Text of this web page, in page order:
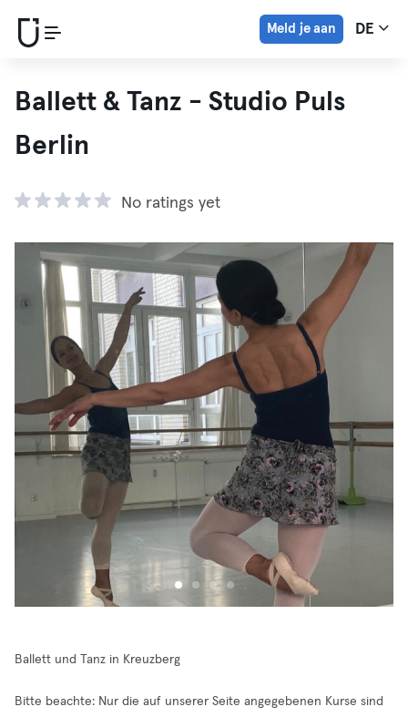
Meld je aan DE
Ballett & Tanz - Studio Puls
Berlin
No ratings yet
Ballett und Tanz in Kreuzberg
Bitte beachte: Nur die auf unserer Seite angegebenen Kurse sind